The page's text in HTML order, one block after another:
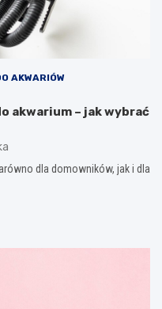
AKWARIÓW
akwarium – jak wybrać
dla domowników, jak i dla